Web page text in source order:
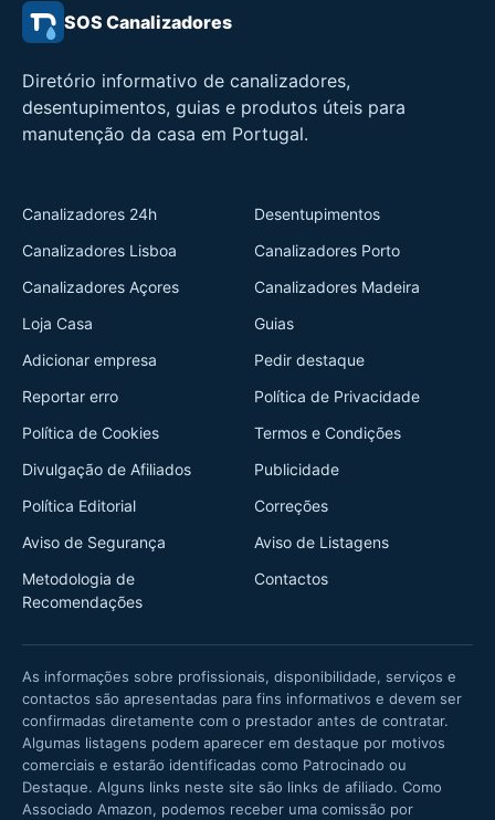
SOS Canalizadores
Diretório informativo de canalizadores,
desentupimentos, guias e produtos úteis para
manutenção da casa em Portugal.
Canalizadores 24h
Desentupimentos
Canalizadores Lisboa
Canalizadores Porto
Canalizadores Açores
Canalizadores Madeira
Loja Casa
Guias
Adicionar empresa
Pedir destaque
Reportar erro
Política de Privacidade
Política de Cookies
Termos e Condições
Divulgação de Afiliados
Publicidade
Política Editorial
Correções
Aviso de Segurança
Aviso de Listagens
Metodologia de
Recomendações
Contactos
As informações sobre profissionais, disponibilidade, serviços e
contactos são apresentadas para fins informativos e devem ser
confirmadas diretamente com o prestador antes de contratar.
Algumas listagens podem aparecer em destaque por motivos
comerciais e estarão identificadas como Patrocinado ou
Destaque. Alguns links neste site são links de afiliado. Como
Associado Amazon, podemos receber uma comissão por